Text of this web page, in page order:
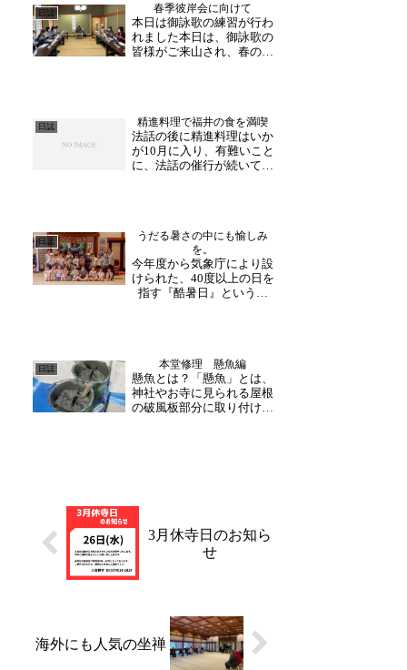
す。明日は、９：30～16：
30の時間にて受付を行ない
ます。ぜひ、ご朱印帳を...
日誌 春季彼岸会に向けて
本日は御詠歌の練習が行わ
れました本日は、御詠歌の
皆様がご来山され、春のお
す。法要前に詠われる御詠
歌。ぜひ皆様も当日お配り
している歌詞を見ながらお
聴...
日誌 精進料理で福井の食を満喫
法話の後に精進料理はいか
が10月に入り、有難いこと
に、法話の催行が続いてお
は、精進料理をお楽しみ頂
けます！福井の食材を贅沢
に使用しております。動...
日誌
うだる暑さの中にも愉しみ
を。
今年度から気象庁により設
けられた、40度以上の日を
指す『酷暑日』という表
に思えてきた今日この頃で
す。福井でも連日の猛暑
に、体の不調をお感じの方
も多...
日誌 本堂修理 懸魚編
懸魚とは？「懸魚」とは、
神社やお寺に見られる屋根
の破風板部分に取り付けら
う意味に通じており、火...
3月休寺日のお知ら
せ
海外にも人気の坐禅